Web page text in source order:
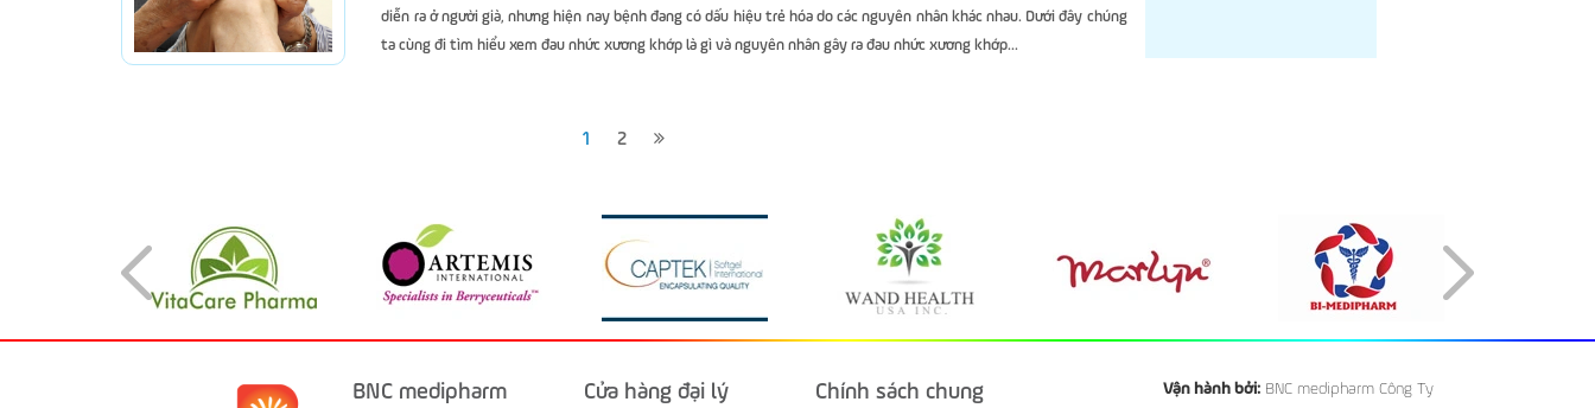
diễn ra ở người già, nhưng hiện nay bệnh đang có dấu hiệu trẻ hóa do các nguyên nhân khác nhau. Dưới đây chúng
ta cùng đi tìm hiểu xem đau nhức xương khớp là gì và nguyên nhân gây ra đau nhức xương khớp...
1 2
BNC medipharm Cửa hàng đại lý Chính sách chung Vận hành bởi: BNC medipharm Công Ty